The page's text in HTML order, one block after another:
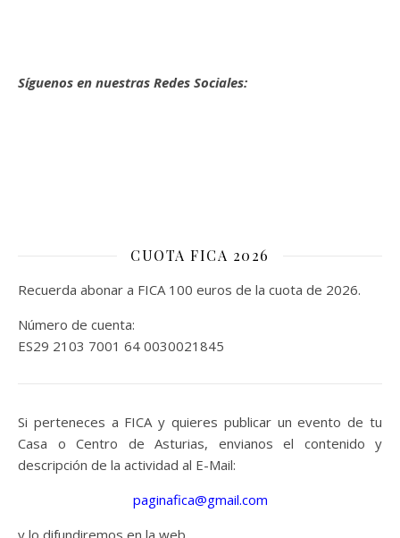
Síguenos en nuestras Redes Sociales:
CUOTA FICA 2026
Recuerda abonar a FICA 100 euros de la cuota de 2026.
Número de cuenta:
ES29 2103 7001 64 0030021845
Si perteneces a FICA y quieres publicar un evento de tu
Casa o Centro de Asturias, envianos el contenido y
descripción de la actividad al E-Mail:
paginafica@gmail.com